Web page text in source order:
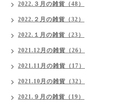
2022.３月の雑貨（48）
2022.２月の雑貨（32）
2022.１月の雑貨（23）
2021.12月の雑貨（26）
2021.11月の雑貨（17）
2021.10月の雑貨（32）
2021.９月の雑貨（19）